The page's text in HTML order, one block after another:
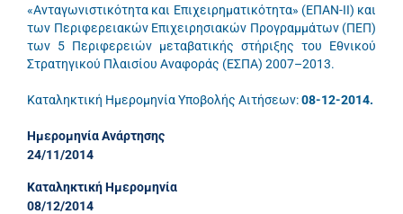
«Ανταγωνιστικότητα και Επιχειρηματικότητα» (ΕΠΑΝ-ΙΙ) και
των Περιφερειακών Επιχειρησιακών Προγραμμάτων (ΠΕΠ)
των 5 Περιφερειών μεταβατικής στήριξης του Εθνικού
Στρατηγικού Πλαισίου Αναφοράς (ΕΣΠΑ) 2007–2013.
Καταληκτική Ημερομηνία Υποβολής Αιτήσεων:08-12-2014.
Ημερομηνία Ανάρτησης
24/11/2014
Καταληκτική Ημερομηνία
08/12/2014